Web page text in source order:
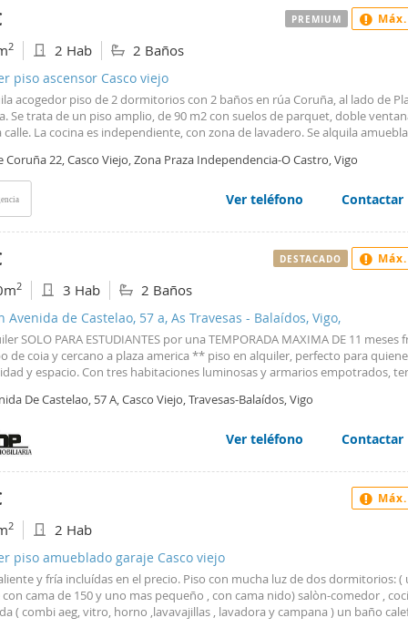
2 2 Hab 2 Baños
piso ascensor Casco viejo
acogedor piso de 2 dormitorios con 2 baños en rúa Coruña, al lado de
Se trata de un piso amplio, de 90 m2 con suelos de parquet, doble
calle. La cocina es independiente, con zona de lavadero. Se alquila
de impago. Como garantía se pide un mes de fianza. ¡¡Llámanos y ven a
Coruña 22, Casco Viejo, Zona Praza Independencia-O Castro, Vigo
Ver teléfono Contactar
PREMIUM
2 3 Hab 2 Baños
Avenida de Castelao, 57 a, As Travesas - Balaídos, Vigo,
SOLO PARA ESTUDIANTES por una TEMPORADA MAXIMA DE 11 meses
de coia y cercano a plaza america ** piso en alquiler, perfecto para
y espacio. Con tres habitaciones luminosas y armarios empotrados,
después de un largo día, mientras que la amplísima cocina te ofrece la
platos favoritos. la vivienda esta Ubicado en una tercera planta con
con buena comunicación de bus urbano y todos los servicios a tu
tu día a día. ¡Contáctanos para más información y ven a visitarlo!
De Castelao, 57 A, Casco Viejo, Travesas-Balaídos, Vigo
Ver teléfono Contactar
DESTACADO
2 2 Hab
piso amueblado garaje Casco viejo
y fría incluídas en el precio. Piso con mucha luz de dos dormitorios: (
cama de 150 y uno mas pequeño , con cama nido) salòn-comedor ,
( combi aeg, vitro, horno ,lavavajillas , lavadora y campana ) un baño